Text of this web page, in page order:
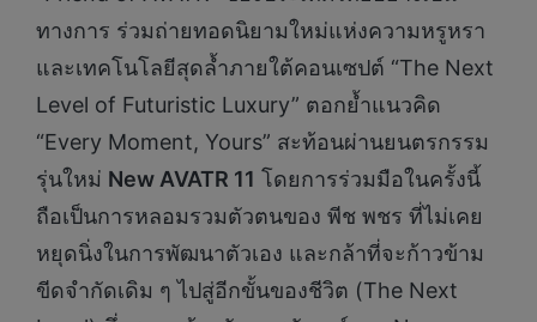
ทางการ ร่วมถ่ายทอดนิยามใหม่แห่งความหรูหรา
และเทคโนโลยีสุดล้ำภายใต้คอนเซปต์ “The Next
Level of Futuristic Luxury” ตอกย้ำแนวคิด
“Every Moment, Yours” สะท้อนผ่านยนตรกรรม
รุ่นใหม่ New AVATR 11 โดยการร่วมมือในครั้งนี้
ถือเป็นการหลอมรวมตัวตนของ พีช พชร ที่ไม่เคย
หยุดนิ่งในการพัฒนาตัวเอง และกล้าที่จะก้าวข้าม
ขีดจำกัดเดิม ๆ ไปสู่อีกขั้นของชีวิต (The Next